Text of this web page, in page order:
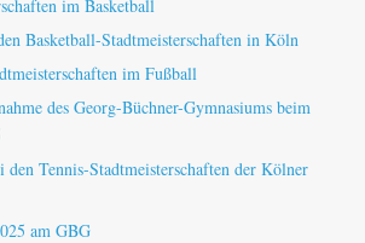
im Basketball
Basketball-Stadtmeisterschaften in Köln
im Fußball
des Georg-Büchner-Gymnasiums beim
den Tennis-Stadtmeisterschaften der Kölner
am GBG